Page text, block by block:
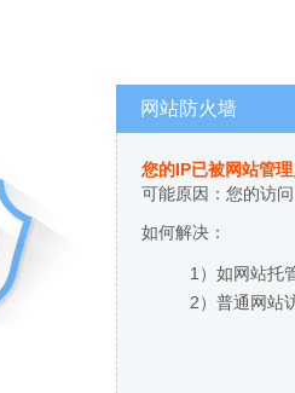
网站防火墙
您的IP已被网站管
可能原因：您的访
如何解决：
1）如网站托
2）普通网站